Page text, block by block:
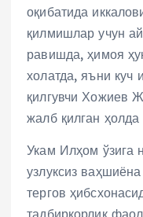
оқибатида
қилмишлар учун
равишда, ҳимоя
холатда, яъни куч
қилгувчи Хожиев
жалб қилган ҳолда
Укам Илҳом ўзига
узлуксиз
тергов